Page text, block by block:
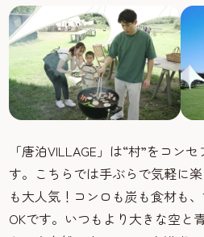
「唐泊VILLAGE」は“村”をコン
す。こちらでは手ぶらで気軽に
も大人気！コンロも炭も食材も
OKです。いつもより大きな空と